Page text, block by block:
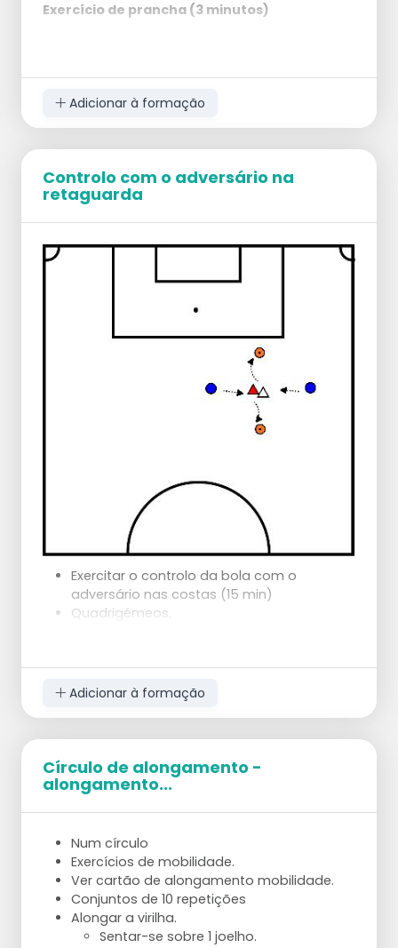
Exercício de prancha (3 minutos)
esquerda e direita alternadamente
30 segundos de prancha lateral do lado
esquerdo, com o outro braço esticado
30 segundos de prancha normal 30
segundos de prancha homem-aranha
Flexão de bicicleta
3 x 8 flexões com palmas
Adicionar à formação
Controlo com o adversário na
retaguarda
Exercitar o controlo da bola com o
adversário nas costas (15 min)
Quadrigémeos.
Os jogadores A e B jogam à vez, ambos 10
vezes em diferentes variações.
Quando os jogadores A e B tiverem jogado
Variante 1:
Bola baixa.
Tomada de controlo e 5 seg.
Variante 2:
Bola alta.
Recuperação e 5 seg.
Espera.
Variante 3:
Bola baixa.
Tomada de controlo.
Adicionar à formação
Círculo de alongamento -
alongamento...
Num círculo
Exercícios de mobilidade.
Ver cartão de alongamento mobilidade.
Conjuntos de 10 repetições
Alongar a virilha.
Sentar-se sobre 1 joelho.